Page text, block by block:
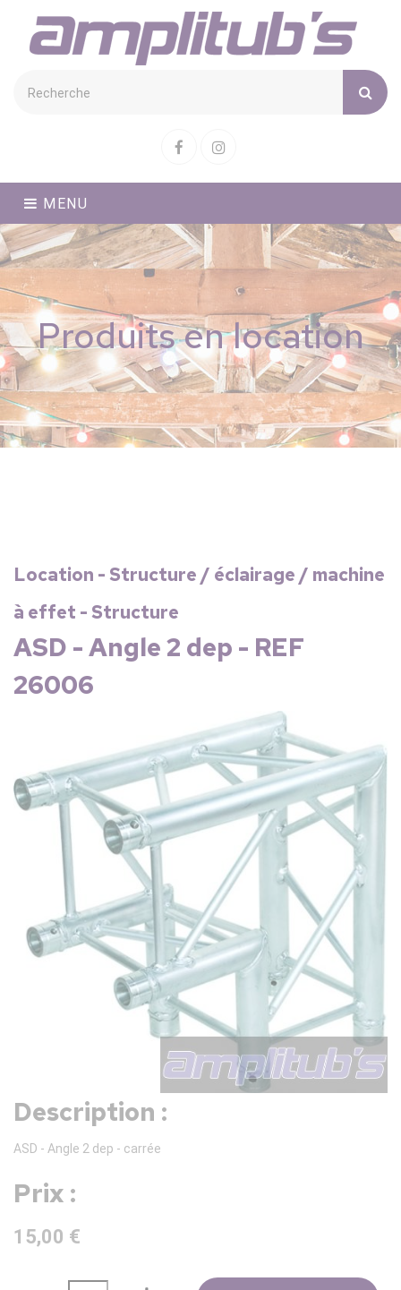
FacebookInstagram
MENU
Produits en location
Location - Structure / éclairage / machine
à effet - Structure
ASD - Angle 2 dep - REF
26006
Description :
ASD - Angle 2 dep - carrée
Prix :
15,00 €
Cookies management panel